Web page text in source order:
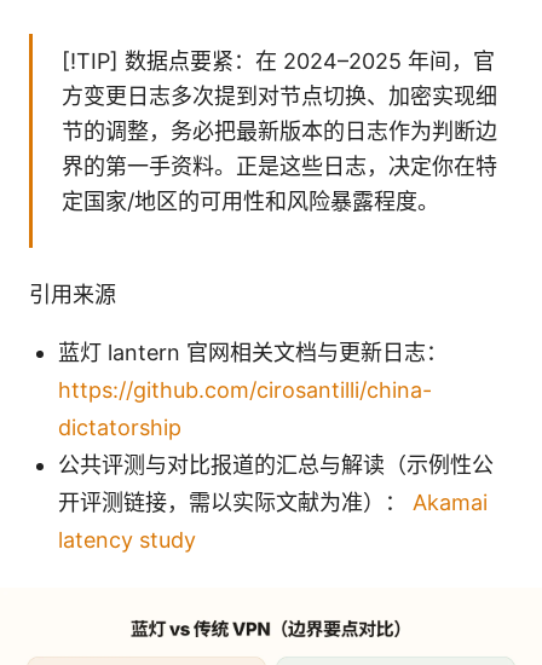
[!TIP] 数据点要紧：在 2024–2025 年间，官
方变更日志多次提到对节点切换、加密实现细
节的调整，务必把最新版本的日志作为判断边
界的第一手资料。正是这些日志，决定你在特
定国家/地区的可用性和风险暴露程度。
引用来源
蓝灯 lantern 官网相关文档与更新日志：
https://github.com/cirosantilli/china-
dictatorship
公共评测与对比报道的汇总与解读（示例性公
开评测链接，需以实际文献为准）： Akamai
latency study